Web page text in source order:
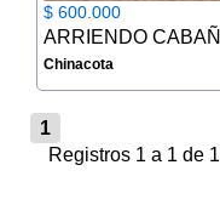
$ 600.000
Chinacota
1
Registros 1 a 1 de 1